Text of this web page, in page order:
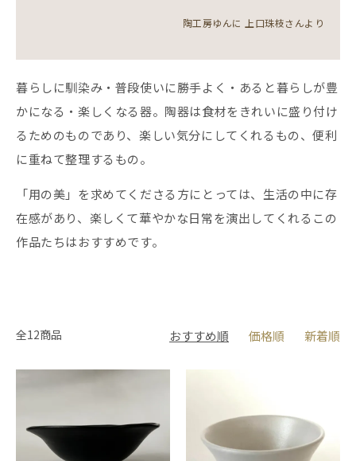
陶工房ゆんに 上口珠枝さんより
暮らしに馴染み・普段使いに勝手よく・あると暮らしが豊
かになる・楽しくなる器。陶器は食材をきれいに盛り付け
るためのものであり、楽しい気分にしてくれるもの、便利
に重ねて整理するもの。
「用の美」を求めてくださる方にとっては、生活の中に存
在感があり、楽しくて華やかな日常を演出してくれるこの
作品たちはおすすめです。
全12商品 おすすめ順 価格順 新着順